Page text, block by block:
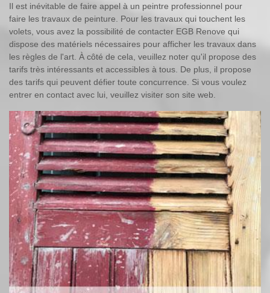
Il est inévitable de faire appel à un peintre professionnel pour
faire les travaux de peinture. Pour les travaux qui touchent les
volets, vous avez la possibilité de contacter EGB Renove qui
dispose des matériels nécessaires pour afficher les travaux dans
les règles de l'art. À côté de cela, veuillez noter qu'il propose des
tarifs très intéressants et accessibles à tous. De plus, il propose
des tarifs qui peuvent défier toute concurrence. Si vous voulez
entrer en contact avec lui, veuillez visiter son site web.